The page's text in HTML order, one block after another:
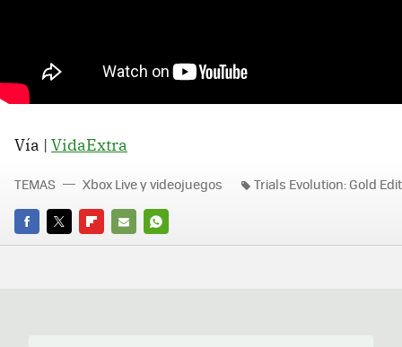
Vía | VidaExtra
FACEBOOK
TWITTERFLIPBOARD
E-
WHATSAPP
TEMAS Xbox Live y videojuegos Trials Evolution: Gold